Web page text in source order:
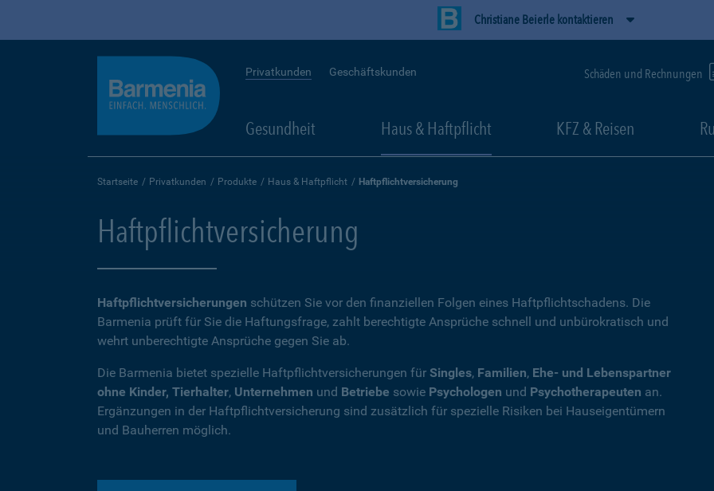
Christiane Beierle kontaktieren
Privatkunden Geschäftskunden Schäden und Rechnungen
Gesundheit Haus & Haftpflicht KFZ & Reisen
Startseite Privatkunden Produkte Haus & Haftpflicht Haftpflichtversicherung
Haftpflichtversicherung
Haftpflichtversicherungen schützen Sie vor den finanziellen Folgen eines Haftpflichtschadens. Die
Barmenia prüft für Sie die Haftungsfrage, zahlt berechtigte Ansprüche schnell und unbürokratisch und
wehrt unberechtigte Ansprüche gegen Sie ab.
Die Barmenia bietet spezielle Haftpflichtversicherungen für Singles, Familien, Ehe- und Lebenspartner
ohne Kinder, Tierhalter, Unternehmen und Betriebe sowie Psychologen und Psychotherapeuten an.
Ergänzungen in der Haftpflichtversicherung sind zusätzlich für spezielle Risiken bei Hauseigentümern
und Bauherren möglich.